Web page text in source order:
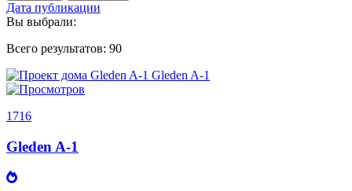
Дата публикации
Вы выбрали:
Всего результатов: 90
1716
Gleden A-1